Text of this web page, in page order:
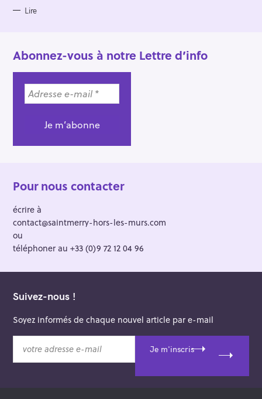
Lire
Abonnez-vous à notre Lettre d’info
Pour nous contacter
écrire à
contact@saintmerry-hors-les-murs.com
ou
téléphoner au +33 (0)9 72 12 04 96
Suivez-nous !
Soyez informés de chaque nouvel article par e-mail
t
Je m'inscris